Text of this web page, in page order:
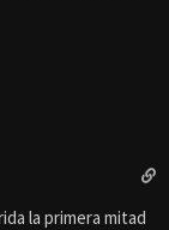
la primera mitad